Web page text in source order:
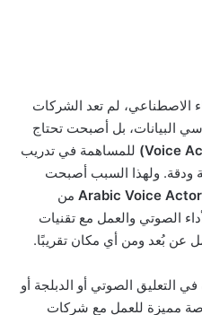
الاصطناعي، لم تعد الشركات
البيانات، بل أصبحت تحتاج
للمساهمة في تدريب
ودقة. ولهذا السبب أصبحت
Arabic Voice من
الصوتي والعمل مع تقنيات
عن بُعد ومن أي مكان تقريبًا.
التعليق الصوتي أو الدبلجة أو
مميزة للعمل مع شركات